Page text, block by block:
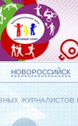
НОВОРОССИЙСК
ЖУРНАЛИСТОВ